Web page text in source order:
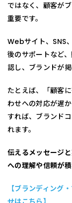
ではなく、顧客が
重要です。
Webサイト、SNS
後のサポートなど
認し、ブランドが
たとえば、「顧客
わせへの対応が遅
すれば、ブランド
れます。
伝えるメッセージ
への理解や信頼が積
【ブランディング